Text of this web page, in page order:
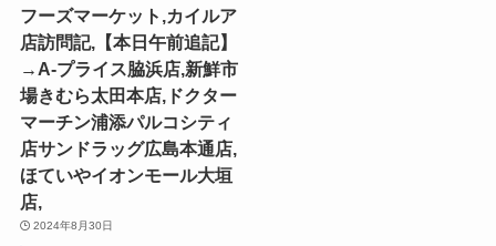
フーズマーケット,カイルア
店訪問記,【本日午前追記】
→A-プライス脇浜店,新鮮市
場きむら太田本店,ドクター
マーチン浦添パルコシティ
店サンドラッグ広島本通店,
ほていやイオンモール大垣
店,
2024年8月30日